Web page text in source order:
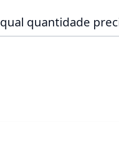
qual quantidade